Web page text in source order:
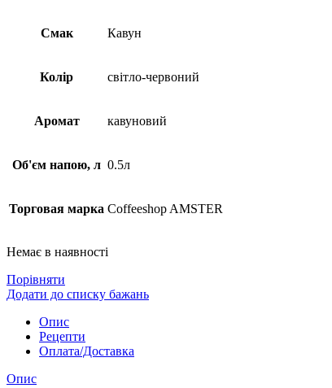
Смак Кавун
Колір світло-червоний
Аромат кавуновий
Об'єм напою, л 0.5л
Торговая марка Coffeeshop AMSTER
Немає в наявності
Порівняти
Додати до списку бажань
Опис
Рецепти
Оплата/Доставка
Опис